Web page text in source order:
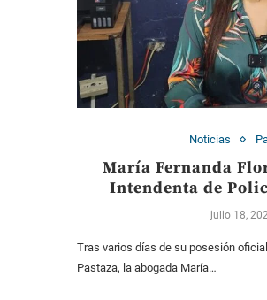
Noticias
María Fernanda
Intendenta de
julio 18,
Tras varios días de su posesión
Pastaza, la abogada María…